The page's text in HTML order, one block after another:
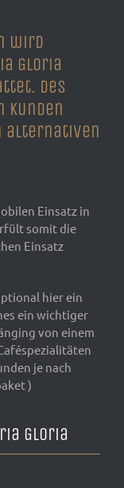
wird
Gloria
Des
alternativen
Einsatz in
somit die
Einsatz
hier ein
ein wichtiger
von einem
je nach
)
Gloria